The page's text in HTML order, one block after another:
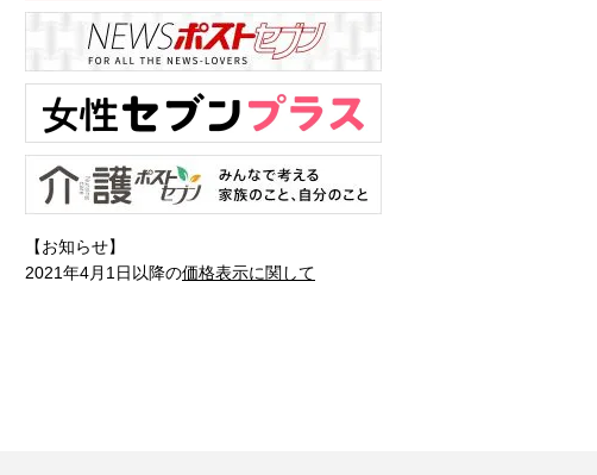
【お知らせ】
2021年4月1日以降の価格表示に関して